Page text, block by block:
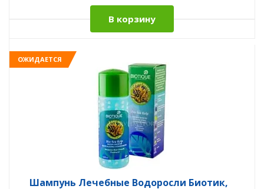
В корзину
ОЖИДАЕТСЯ
Шампунь Лечебные Водоросли Биотик,